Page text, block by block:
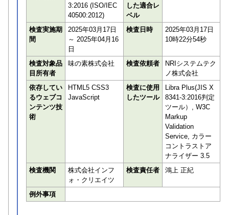
3:2016 (ISO/IEC
40500:2012)
した適合レ
ベル
検査実施期
間
2025年03月17日
～ 2025年04月16
日
検査日時
2025年03月17日
10時22分54秒
検査対象品
目所有者
味の素株式会社 検査依頼者
NRIシステムテク
ノ株式会社
依存してい
るウェブコ
ンテンツ技
術
HTML5 CSS3
JavaScript
検査に使用
したツール
Libra Plus(JIS X
8341-3:2016判定
ツール）, W3C
Markup
Validation
Service, カラー
コントラストア
ナライザー 3.5
検査機関
株式会社インフ
ォ・クリエイツ
検査責任者 鴻上 正紀
例外事項